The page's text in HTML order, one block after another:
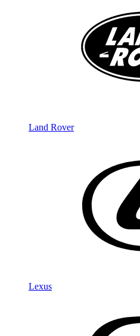
Land Rover
Lexus